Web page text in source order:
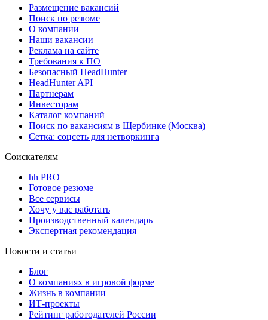
Размещение вакансий
Поиск по резюме
О компании
Наши вакансии
Реклама на сайте
Требования к ПО
Безопасный HeadHunter
HeadHunter API
Партнерам
Инвесторам
Каталог компаний
Поиск по вакансиям в Щербинке (Москва)
Сетка: соцсеть для нетворкинга
Соискателям
hh PRO
Готовое резюме
Все сервисы
Хочу у вас работать
Производственный календарь
Экспертная рекомендация
Новости и статьи
Блог
О компаниях в игровой форме
Жизнь в компании
ИТ-проекты
Рейтинг работодателей России